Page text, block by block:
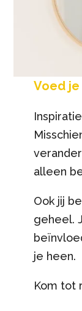
Voed
alleen
Ook jij
geheel.
je heen.
Kom tot